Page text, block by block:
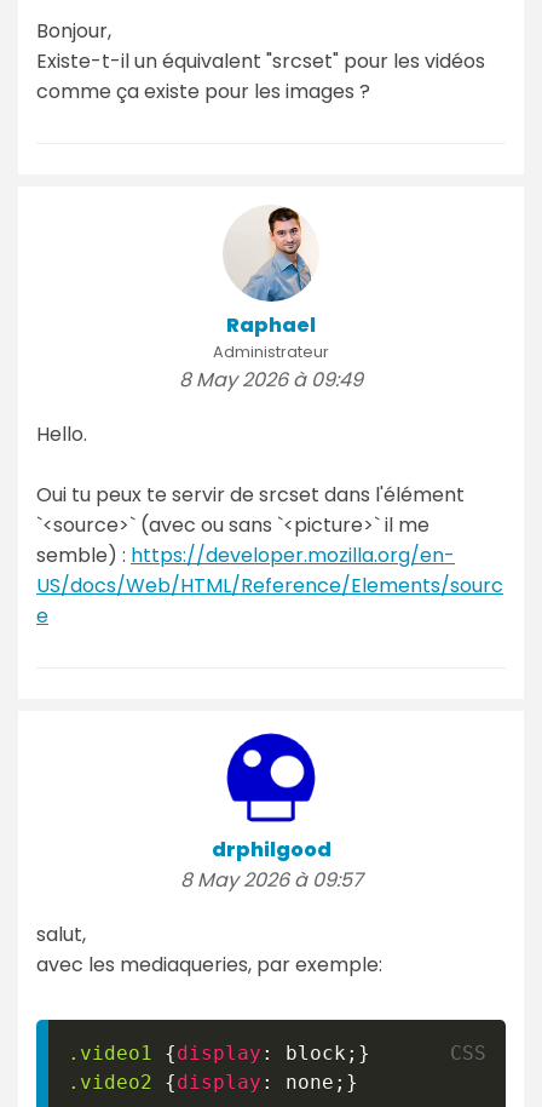
Bonjour,
Existe-t-il un équivalent "srcset" pour les vidéos
comme ça existe pour les images ?
Raphael
Administrateur
8 May 2026 à 09:49
Hello.
Oui tu peux te servir de srcset dans l'élément
`<source>` (avec ou sans `<picture>` il me
semble) : https://developer.mozilla.org/en-
US/docs/Web/HTML/Reference/Elements/sourc
e
drphilgood
8 May 2026 à 09:57
salut,
avec les mediaqueries, par exemple:
.video1 {display : block ; }
.video2
{display : none ; }